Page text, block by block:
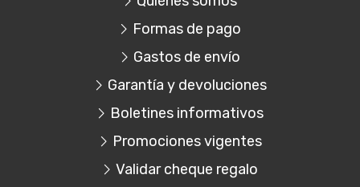
Formas de pago
Gastos de envío
Garantía y devoluciones
Boletines informativos
Promociones vigentes
Validar cheque regalo